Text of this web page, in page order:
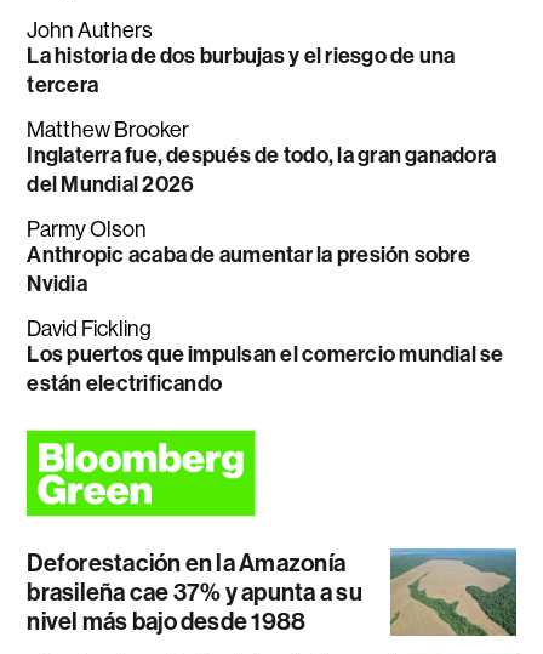
John Authers
La historia de dos burbujas y el riesgo de una
tercera
Matthew Brooker
Inglaterra fue, después de todo, la gran ganadora
del Mundial 2026
Parmy Olson
Anthropic acaba de aumentar la presión sobre
Nvidia
David Fickling
Los puertos que impulsan el comercio mundial se
están electrificando
Deforestación en la Amazonía
brasileña cae 37% y apunta a su
nivel más bajo desde 1988